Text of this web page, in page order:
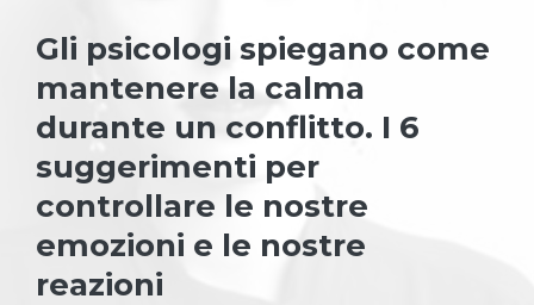
Gli psicologi spiegano come
mantenere la calma
durante un conflitto. I 6
suggerimenti per
controllare le nostre
emozioni e le nostre
reazioni